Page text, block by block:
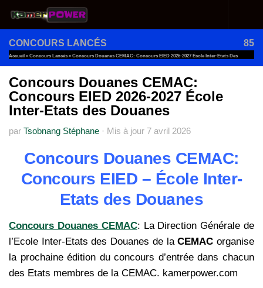
Au dessous du contenu
CONCOURS LANCÉS 85
Accueil » Concours Lancés » Concours Douanes CEMAC: Concours EIED 2026-2027 École Inter-Etats Des
Douanes
Concours Douanes CEMAC:
Concours EIED 2026-2027 École
Inter-Etats des Douanes
par Tsobnang Stéphane · Mis à jour 7 avril 2026
Concours Douanes CEMAC:
Concours EIED – École Inter-
Etats des Douanes
Concours Douanes CEMAC: La Direction Générale de
l’Ecole Inter-Etats des Douanes de laCEMAC organise
la prochaine édition du concours d’entrée dans chacun
des Etats membres de la CEMAC. kamerpower.com